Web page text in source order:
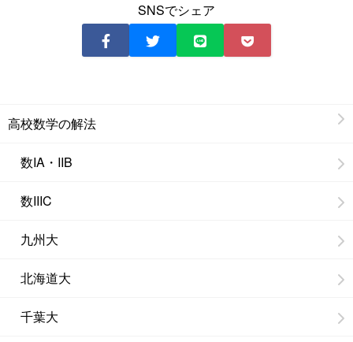
SNSでシェア
高校数学の解法
数IA・IIB
数IIIC
九州大
北海道大
千葉大